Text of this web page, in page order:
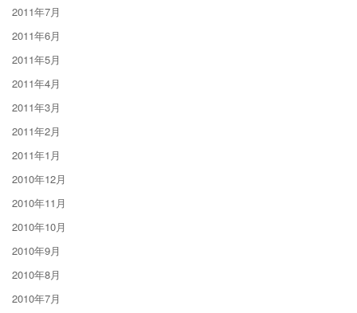
2011年7月
2011年6月
2011年5月
2011年4月
2011年3月
2011年2月
2011年1月
2010年12月
2010年11月
2010年10月
2010年9月
2010年8月
2010年7月